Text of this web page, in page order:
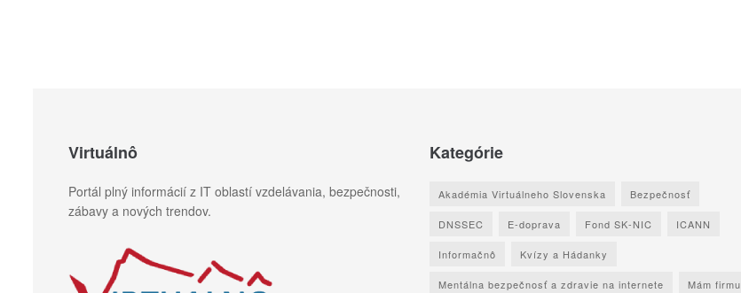
Virtuálnô
Portál plný informácií z IT oblastí vzdelávania, bezpečnosti,
zábavy a nových trendov.
Kategórie
Akadémia Virtuálneho Slovenska Bezpečnosť
DNSSEC E-doprava Fond SK-NIC ICANN
Informačnô Kvízy a Hádanky
Mentálna bezpečnosť a zdravie na internete Mám firmu